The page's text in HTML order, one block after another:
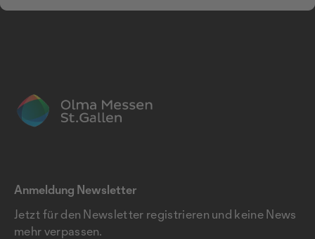
Anmeldung Newsletter
Jetzt für den Newsletter registrieren und keine News
mehr verpassen.